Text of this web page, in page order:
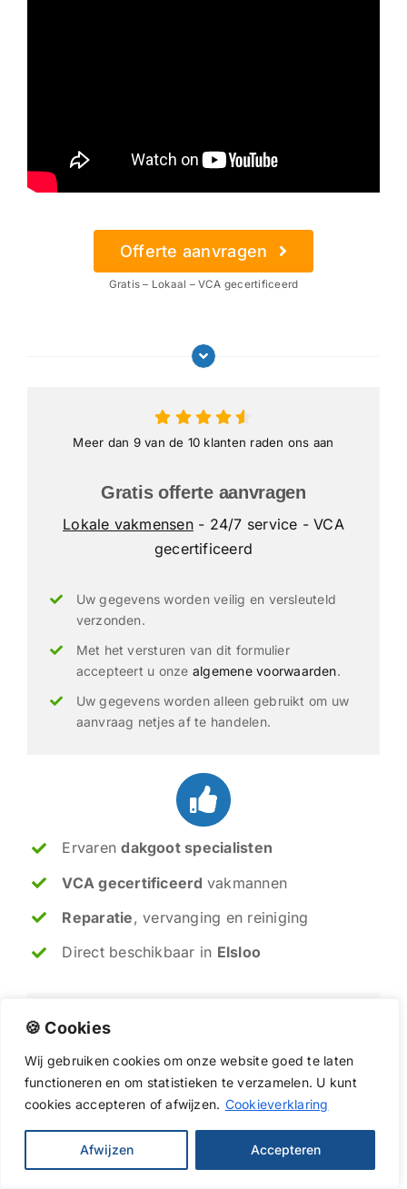
🍪 Cookies
Wij gebruikencookiesomonzewebsitegoedte laten
functionerenen om statistieken teverzamelen. U kunt
cookies accepteren of afwijzen. Cookieverklaring
Afwijzen Accepteren
Offerte aanvragen
Gratis – Lokaal – VCA gecertificeerd
Meer dan 9 van de 10 klanten raden ons aan
Gratis offerte aanvragen
Lokale vakmensen- 24/7 service - VCA
gecertificeerd
Uw gegevens worden veilig en versleuteld
verzonden.
Met het versturen van dit formulier
accepteert u onze algemene voorwaarden.
Uw gegevens worden alleen gebruikt om uw
aanvraag netjes af te handelen.
Ervarendakgoot specialisten
VCA gecertificeerd vakmannen
Reparatie, vervanging en reiniging
Direct beschikbaar in Elsloo
Soms is een kleine reparatie genoeg, soms
is vervanging van de dakgoten de beste
oplossing. Met meer dan 20 jaar ervaring
geven ik en mijn collega's u altijd een
eerlijk advies, zodat uw dakgoten weer
jarenlang meegaan.